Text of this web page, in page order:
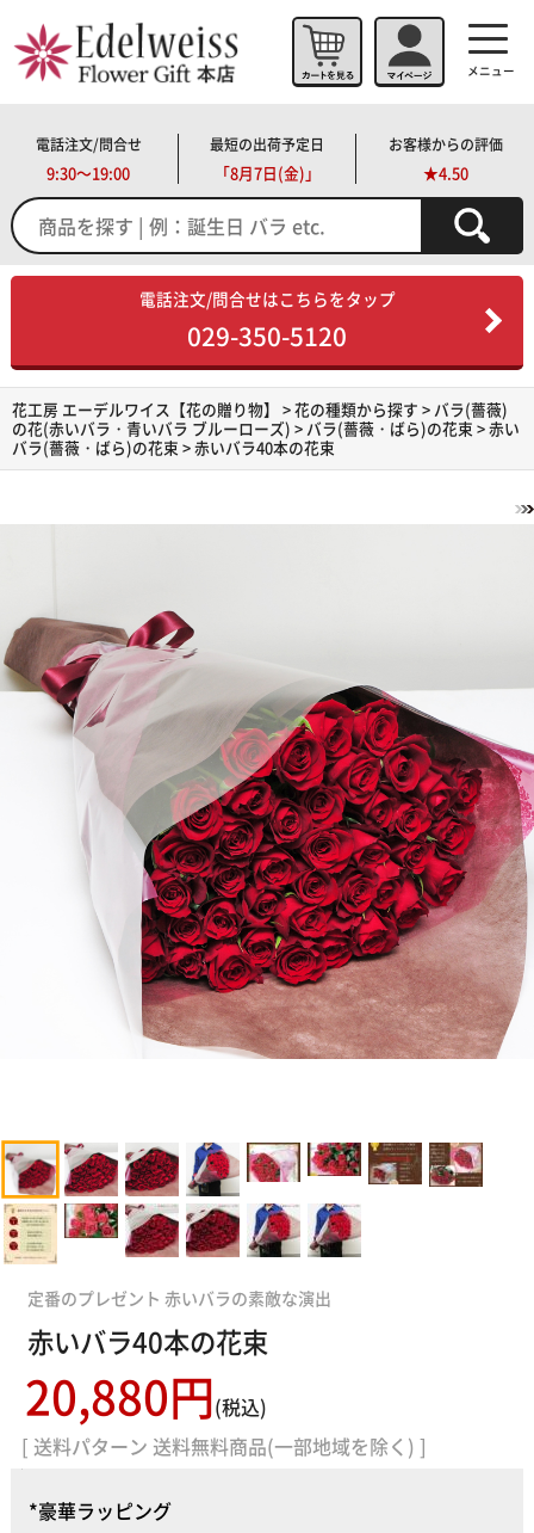
メニュー
電話注文/問合せ
9:30～19:00
最短の出荷予定日
「8月7日(金)」
お客様からの評価
★4.50
電話注文/問合せはこちらをタップ
029-350-5120
花工房 エーデルワイス【花の贈り物】 >花の種類から探す > バラ(薔薇)
の花(赤いバラ・青いバラ ブルーローズ) > バラ(薔薇・ばら)の花束 >赤い
バラ(薔薇・ばら)の花束 > 赤いバラ40本の花束
定番のプレゼント 赤いバラの素敵な演出
赤いバラ40本の花束
20,880円(税込)
[ 送料パターン 送料無料商品(一部地域を除く) ]
*豪華ラッピング